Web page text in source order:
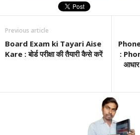
Previous article
Board Exam ki Tayari Aise
Kare : बोर्ड परीक्षा की तैयारी कैसे करें
: